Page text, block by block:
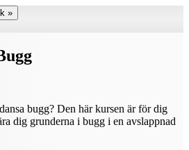
»
bugg? Den här kursen är för dig
dig grunderna i bugg i en avslappnad